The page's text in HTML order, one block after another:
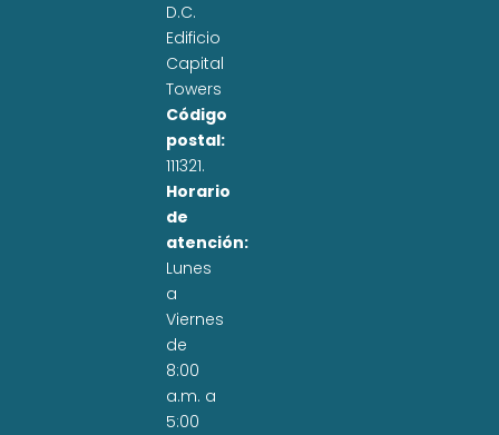
D.C.
Edificio
Capital
Towers
Código
postal:
111321.
Horario
de
atención:
Lunes
a
Viernes
de
8:00
a.m. a
5:00